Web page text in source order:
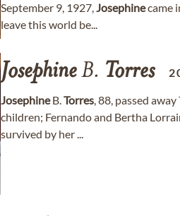
September 9, 1927,Josephinecame
leave this world be...
JosephineB. Torres
JosephineB.Torres, 88, passed
children; Fernando and Bertha
survived by her ...